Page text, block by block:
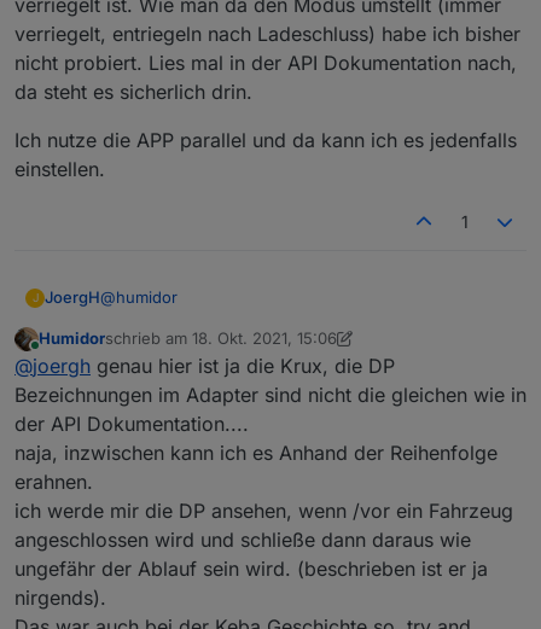
verriegelt ist. Wie man da den Modus umstellt (immer
verriegelt, entriegeln nach Ladeschluss) habe ich bisher
nicht probiert. Lies mal in der API Dokumentation nach,
da steht es sicherlich drin.
Ich nutze die APP parallel und da kann ich es jedenfalls
einstellen.
1
J JoergH@humidor
Hier findest Du alles unter API:https://go-
e.co/downloads/
car zeigt an, ob ein Fahrzeug angesteckt ist und in
welchem Zustand "Standby, Charging, Finished" etc.
unlock_state zeigt Dir wohl an, ob das Kabel gerade
verriegelt ist. Wie man da den Modus umstellt (immer
bisher nicht probiert. Lies mal in der API
Dokumentation nach, da steht es sicherlich drin.
einstellen.
Online
Humidorschrieb am 18. Okt. 2021, 15:06
zuletzt editiert von Humidor
@joergh genau hier ist ja die Krux, die DP
Bezeichnungen im Adapter sind nicht die gleichen wie in
der API Dokumentation....
naja, inzwischen kann ich es Anhand der Reihenfolge
erahnen.
ich werde mir die DP ansehen, wenn /vor ein Fahrzeug
angeschlossen wird und schließe dann daraus wie
ungefähr der Ablauf sein wird. (beschrieben ist er ja
nirgends).